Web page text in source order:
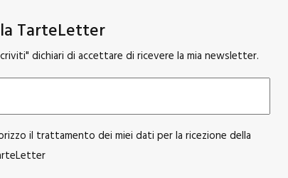
TarteLetter
dichiari di accettare di ricevere la mia newsletter.
il trattamento dei miei dati per la ricezione della